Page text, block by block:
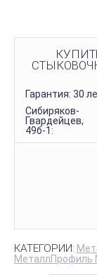
Гарантия: 30
Сибиряков-
Гвардейцев,
49б-1:
КАТЕГОРИИ:
МеталлПрофиль